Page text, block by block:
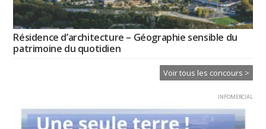
Résidence d’architecture – Géographie sensible du
patrimoine du quotidien
Voir tous les concours >
INFOMERCIAL